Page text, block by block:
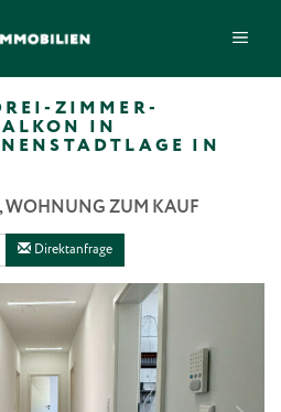
ZIMMER-
IN
IN
WOHNUNG ZUM KAUF
Direktanfrage